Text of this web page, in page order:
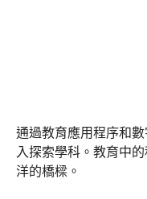
通過教育應用程序和
入探索學科。教育中
洋的橋樑。